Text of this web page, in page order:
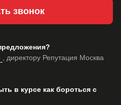
в курсе как бороться с
звонок
, директору Репутация Москва